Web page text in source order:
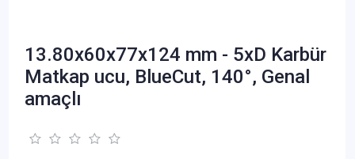
13.80x60x77x124 mm - 5xD Karbür
Matkap ucu, BlueCut, 140°, Genal
amaçlı